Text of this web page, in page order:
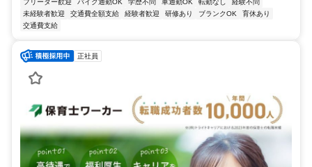
未経験者歓迎
交通費全額支給 経験者歓迎 研修あり ブランクOK
育休あり
交通費支給
正社員